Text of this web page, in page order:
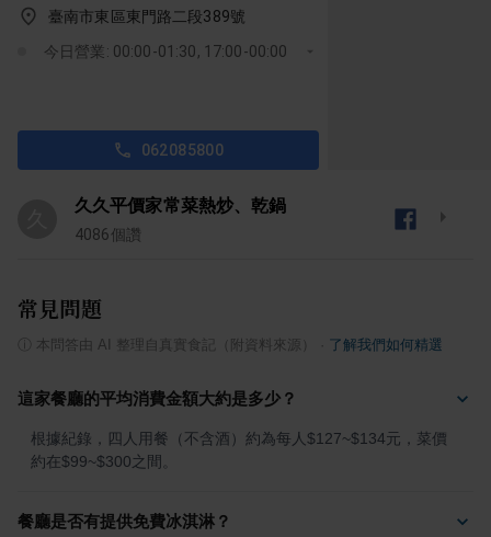
臺南市東區東門路二段389號
今日營業: 00:00-01:30, 17:00-00:00
062085800
久久平價家常菜熱炒、乾鍋
4086個讚
常見問題
本問答由 AI 整理自真實食記（附資料來源） 了解我們如何精選
這家餐廳的平均消費金額大約是多少？
根據紀錄，四人用餐（不含酒）約為每人$127~$134元，菜價
約在$99~$300之間。
餐廳是否有提供免費冰淇淋？